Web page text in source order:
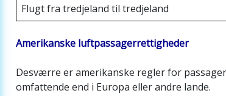
Flugt fra tredjeland til tredjeland
Amerikanske luftpassagerrettigheder
Desværre er amerikanske regler for
omfattende end i Europa eller andre lande.